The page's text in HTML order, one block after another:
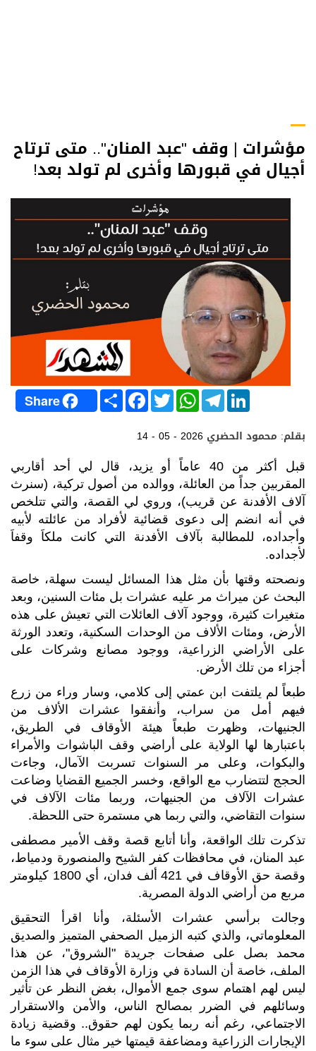
مؤشرات | وقف "عبد المنان".. متى ترتاح
أجيال في قبورها وأخرى لم تولد بعد!
Share S
h
a
F
a
c
e
b
o
k
T
w
i
W
h
a
t
s
p
p
T
e
l
g
a
m
L
i
n
k
e
I
n
14 - 05 - 2026 بقلم: محمود الحضري
قبل أكثر من 40 عاماً أو يزيد، قال لي أحد أقاربي
المقربين جداً من العائلة، ووالده من أصول تركية، (سنرث
آلاف الأفدنة عن قريب)، وروي لي القصة، والتي تتلخص
في أنه انضم إلى دعوى قضائية لأفراد من عائلته لأبيه
وأجداده، للمطالبة بآلاف الأفدنة التي كانت ملكاَ وقفاَ
لأجداده.
ونصحته وقتها بأن مثل هذا المسائل ليست سهلة، خاصة
البحث عن ميراث مر عليه عشرات بل مئات السنين، وبعد
متغيرات كثيرة، ووجود آلاف العائلات التي تعيش على هذه
الأرض، ومئات الألاف من الوحدات السكنية، وتعدد الورثة
على الأراضي الزراعية، ووجود مصانع وشركات على
أجزاء من تلك الأرض.
طبعاً لم يلتفت ابن عمتي إلى كلامي، وسار وراء من زرع
فيهم أمل من سراب، وأنفقوا عشرات الألاف من
الجنيهات، وظهرت طبعاً هيئة الأوقاف في الطريق،
باعتبارها لها الولاية على أراضي وقف الباشوات والأمراء
والبكوات، وعلى مر السنوات تسربت الآمال، وجاءت
الحجج لتتضارب مع الواقع، وخسر الجميع القضايا وضاعت
عشرات الآلاف من الجنيهات، وربما مئات الآلاف في
سنوات التقاضي، والتي ربما هي مستمرة حتى اللحظة.
تذكرت تلك الواقعة، وأنا أتابع قصة وقف الأمير مصطفى
عبد المنان، في محافظات كفر الشيح والمنصورة ودمياط،
وقصة حق الأوقاف في 421 ألف فدان، أي 1800 كيلومتر
مربع من أراضي الدولة المصرية.
وجالت برأسي عشرات الأسئلة، وأنا اقرأ التحقيق
المعلوماتي، والذي كتبه الزميل الصحفي المتميز والصديق
محمد بصل على صفحات جريدة "الشروق"، عن هذا
الملف، خاصة أن السادة في وزارة الأوقاف في هذا الزمن
ليس لهم اهتمام سوى جمع الأموال، بغض النظر عن تأثير
وسائلهم في الضرر بمصالح الناس، والأمن والاستقرار
الاجتماعي، رغم أنه ربما يكون لهم حقوق.. وقضية زيادة
الإيجارات الزراعية ومضاعفة قيمتها خير مثال على سوء ما